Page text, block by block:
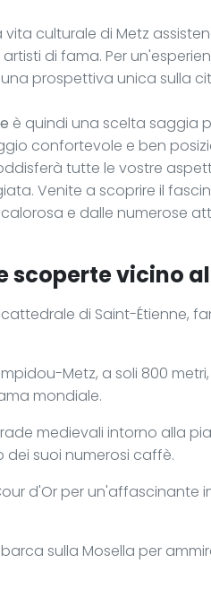
vita culturale di Metz
di fama. Per
prospettiva unica sulla
è quindi una scelta saggia
confortevole e ben
tutte le vostre
Venite a scoprire il
e dalle numerose
scoperte vicino
di Saint-Étienne,
Metz, a soli 800
mondiale.
medievali intorno alla
dei suoi numerosi caffè.
d'Or per un'affascinante
sulla Mosella per